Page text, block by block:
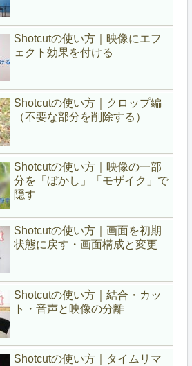
Shotcutの使い方｜映像にエフ
ェクト効果を付ける
Shotcutの使い方｜クロップ編
（不要な部分を削除する）
Shotcutの使い方｜映像の一部
分を「ぼかし」「モザイク」で
隠す
Shotcutの使い方｜画面を初期
状態に戻す・画面構成と変更
Shotcutの使い方｜結合・カッ
ト・音声と映像の分離
Shotcutの使い方｜タイムリマ